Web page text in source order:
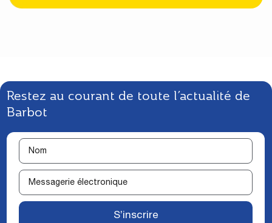
Restez au courant de toute l’actualité de
Barbot
S’inscrire